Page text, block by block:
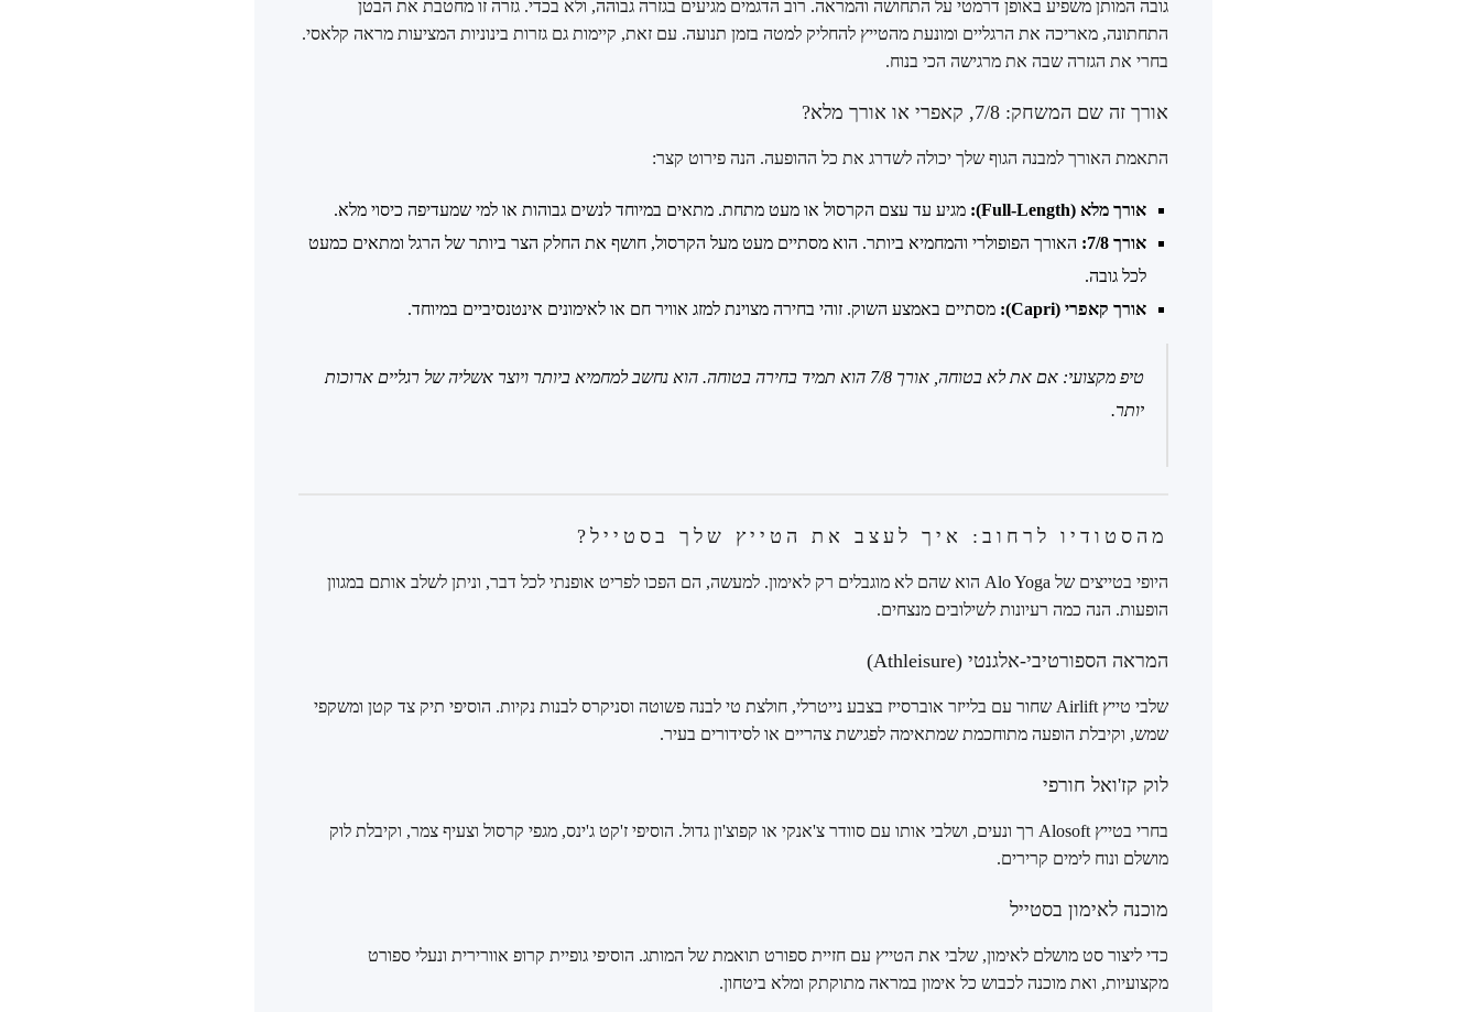
גובה המותן משפיע באופן דרמטי על התחושה והמראה. רוב הדגמים מגיעים בגזרה גבוהה, ולא בכדי. גזרה זו מחטבת את הבטן
התחתונה, מאריכה את הרגליים ומונעת מהטייץ להחליק למטה בזמן תנועה. עם זאת, קיימות גם גזרות בינוניות המציעות מראה קלאסי.
בחרי את הגזרה שבה את מרגישה הכי בנוח.
אורך זה שם המשחק: 7/8, קאפרי או אורך מלא?
התאמת האורך למבנה הגוף שלך יכולה לשדרג את כל ההופעה. הנה פירוט קצר:
אורך מלא (Full-Length):
מגיע עד עצם הקרסול או מעט מתחת. מתאים במיוחד לנשים גבוהות או למי שמעדיפה כיסוי מלא.
אורך 7/8:
האורך הפופולרי והמחמיא ביותר. הוא מסתיים מעט מעל הקרסול, חושף את החלק הצר ביותר של הרגל ומתאים כמעט
לכל גובה.
אורך קאפרי (Capri):
מסתיים באמצע השוק. זוהי בחירה מצוינת למזג אוויר חם או לאימונים אינטנסיביים במיוחד.
טיפ מקצועי: אם את לא בטוחה, אורך 7/8 הוא תמיד בחירה בטוחה. הוא נחשב למחמיא ביותר ויוצר אשליה של רגליים ארוכות
יותר.
מהסטודיו לרחוב: איך לעצב את הטייץ שלך בסטייל?
היופי בטייצים של Alo Yoga הוא שהם לא מוגבלים רק לאימון. למעשה, הם הפכו לפריט אופנתי לכל דבר, וניתן לשלב אותם במגוון
הופעות. הנה כמה רעיונות לשילובים מנצחים.
המראה הספורטיבי-אלגנטי (Athleisure)
שלבי טייץ Airlift שחור עם בלייזר אוברסייז בצבע נייטרלי, חולצת טי לבנה פשוטה וסניקרס לבנות נקיות. הוסיפי תיק צד קטן ומשקפי
שמש, וקיבלת הופעה מתוחכמת שמתאימה לפגישת צהריים או לסידורים בעיר.
לוק קז'ואל חורפי
בחרי בטייץ Alosoft רך ונעים, ושלבי אותו עם סוודר צ'אנקי או קפוצ'ון גדול. הוסיפי ז'קט ג'ינס, מגפי קרסול וצעיף צמר, וקיבלת לוק
מושלם ונוח לימים קרירים.
מוכנה לאימון בסטייל
כדי ליצור סט מושלם לאימון, שלבי את הטייץ עם חזיית ספורט תואמת של המותג. הוסיפי גופיית קרופ אוורירית ונעלי ספורט
מקצועיות, ואת מוכנה לכבוש כל אימון במראה מתוקתק ומלא ביטחון.